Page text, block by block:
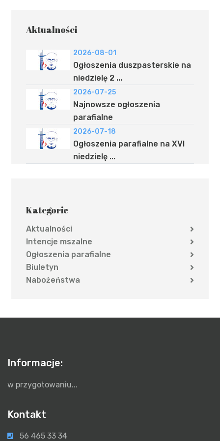
Aktualności
2026-08-01
Ogłoszenia duszpasterskie na
niedzielę 2 ...
2026-07-25
Najnowsze ogłoszenia
parafialne
2026-07-18
Ogłoszenia parafialne na XVI
niedzielę ...
Kategorie
Aktualności
Intencje mszalne
Ogłoszenia parafialne
Biuletyn
Nabożeństwa
Informacje:
w przygotowaniu...
Kontakt
56 465 33 34